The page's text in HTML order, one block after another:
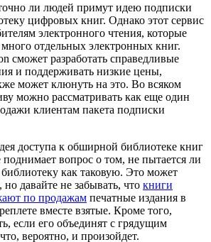
ли людей примут идею подписки
цифровых книг. Однако этот сервис
электронного чтения, которые
отдельных электронных книг.
сможет разработать справедливые
и поддерживать низкие цены,
может клюнуть на это. Во всяком
можно рассматривать как еще один
клиентам пакета подписки
доступа к обширной библиотеке книг
вопрос о том, не пытается ли
как таковую. Это может
но давайте не забывать, что книги
по продажам печатные издания в
вместе взятые. Кроме того,
если его объединят с грядущим
вероятно, и произойдет.